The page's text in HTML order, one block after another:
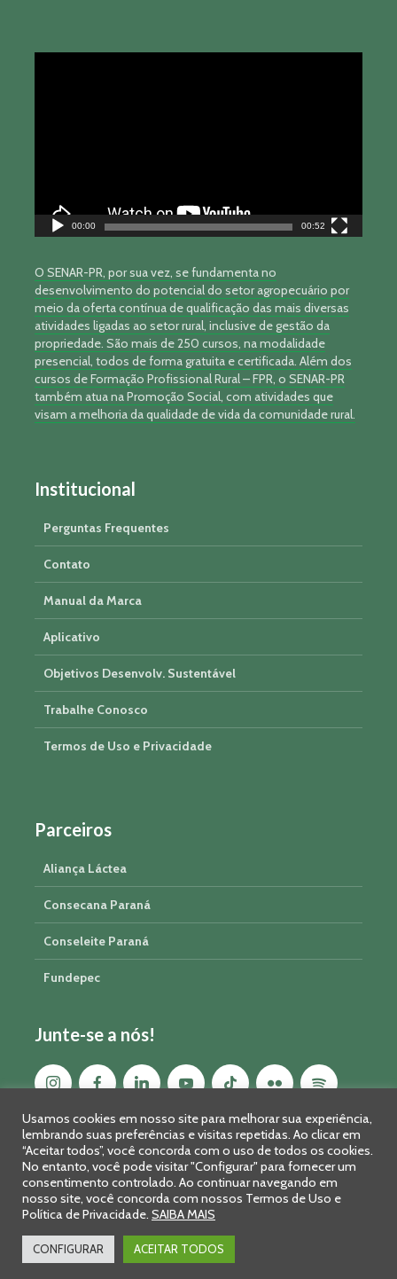
00:00 00:52
O SENAR-PR, por sua vez, se fundamenta no
desenvolvimento do potencial do setor agropecuário por
meio da oferta contínua de qualificação das mais diversas
atividades ligadas ao setor rural, inclusive de gestão da
propriedade. São mais de 250 cursos, na modalidade
presencial, todos de forma gratuita e certificada. Além dos
cursos de Formação Profissional Rural – FPR, o SENAR-PR
também atua na Promoção Social, com atividades que
visam a melhoria da qualidade de vida da comunidade rural.
Institucional
Perguntas Frequentes
Contato
Manual da Marca
Aplicativo
Objetivos Desenvolv. Sustentável
Trabalhe Conosco
Termos de Uso e Privacidade
Parceiros
Aliança Láctea
Consecana Paraná
Conseleite Paraná
Fundepec
Junte-se a nós!
Sistema FAEP/SENAR-PR © 2026 · R. Marechal Deodoro, 450, 14º
0401 - Fax: 41 3323-2124
Usamos cookies em nosso site para melhorar sua experiência,
lembrando suas preferências e visitas repetidas. Ao clicar em
“Aceitar todos”, você concorda com o uso de todos os cookies.
No entanto, você pode visitar "Configurar" para fornecer um
consentimento controlado. Ao continuar navegando em
nosso site, você concorda com nossos Termos de Uso e
Política de Privacidade. SAIBA MAIS
CONFIGURAR ACEITAR TODOS